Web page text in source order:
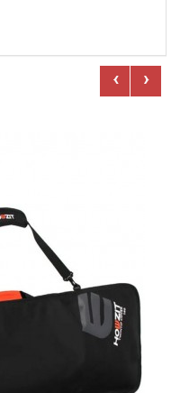
‹ ›